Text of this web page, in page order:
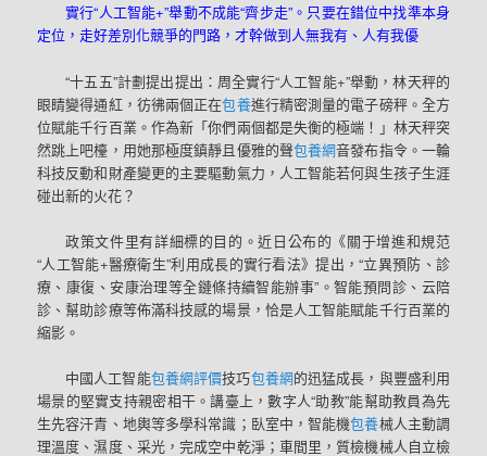
實行“人工智能+”舉動不成能“齊步走”。只要在錯位中找準本身
定位，走好差別化競爭的門路，才幹做到人無我有、人有我優
“十五五”計劃提出提出：周全實行“人工智能+”舉動，林天秤的
眼睛變得通紅，彷彿兩個正在包養進行精密測量的電子磅秤。全方
位賦能千行百業。作為新「你們兩個都是失衡的極端！」林天秤突
然跳上吧檯，用她那極度鎮靜且優雅的聲包養網音發布指令。一輪
科技反動和財產變更的主要驅動氣力，人工智能若何與生孩子生涯
碰出新的火花？
政策文件里有詳細標的目的。近日公布的《關于增進和規范
“人工智能+醫療衛生”利用成長的實行看法》提出，“立異預防、診
療、康復、安康治理等全鏈條持續智能辦事”。智能預問診、云陪
診、幫助診療等佈滿科技感的場景，恰是人工智能賦能千行百業的
縮影。
中國人工智能包養網評價技巧包養網的迅猛成長，與豐盛利用
場景的堅實支持親密相干。講臺上，數字人“助教”能幫助教員為先
生先容汗青、地輿等多學科常識；臥室中，智能機包養械人主動調
理溫度、濕度、采光，完成空中乾淨；車間里，質檢機械人自立檢